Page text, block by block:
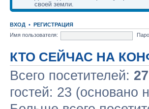
своей земли.
ВХОД • РЕГИСТРАЦИЯ
Имя пользователя:
КТО СЕЙЧАС НА
Всего посетителей: 27
гостей: 23 (основано